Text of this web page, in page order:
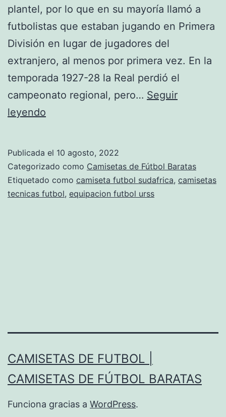
plantel, por lo que en su mayoría llamó a
futbolistas que estaban jugando en Primera
División en lugar de jugadores del
extranjero, al menos por primera vez. En la
temporada 1927-28 la Real perdió el
campeonato regional, pero… Seguir
leyendo
horizontales
Publicada el 10 agosto, 2022
Categorizado como Camisetas de Fútbol Baratas
Etiquetado como camiseta futbol sudafrica, camisetas
tecnicas futbol, equipacion futbol urss
CAMISETAS DE FUTBOL |
CAMISETAS DE FÚTBOL BARATAS
Funciona gracias a WordPress.